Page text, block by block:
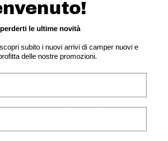
DETTAGLI »